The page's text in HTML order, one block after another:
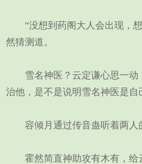
“没想到药阁大人会出现，想
然猜测道。
雪名神医？云定谦心思一动
治他，是不是说明雪名神医是自
容倾月通过传音蛊听着两人
霍然简直神助攻有木有，给